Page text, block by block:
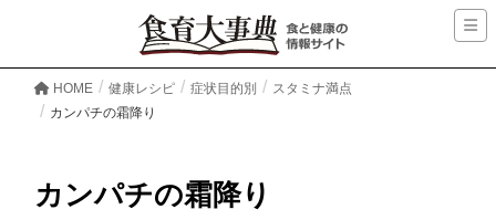
HOME 健康レシピ 症状目的別
スタミナ満点
カンパチの霜降り
カンパチの霜降り